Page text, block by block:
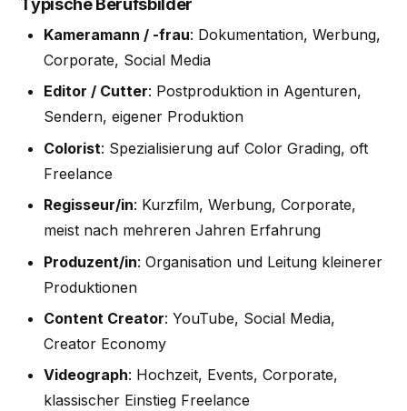
Typische Berufsbilder
Kameramann / -frau: Dokumentation, Werbung,
Corporate, Social Media
Editor / Cutter: Postproduktion in Agenturen,
Sendern, eigener Produktion
Colorist: Spezialisierung auf Color Grading, oft
Freelance
Regisseur/in: Kurzfilm, Werbung, Corporate,
meist nach mehreren Jahren Erfahrung
Produzent/in: Organisation und Leitung kleinerer
Produktionen
Content Creator: YouTube, Social Media,
Creator Economy
Videograph: Hochzeit, Events, Corporate,
klassischer Einstieg Freelance